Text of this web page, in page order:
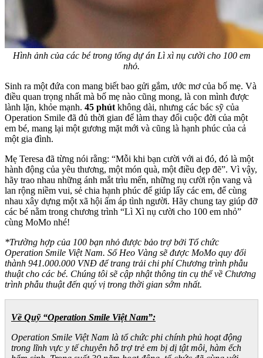
Hình ảnh của các bé trong tổng dự án Lì xì nụ cười cho 100 em
nhỏ.
Sinh ra một đứa con mang biết bao gửi gắm, ước mơ của bố mẹ. Và
điều quan trọng nhất mà bố mẹ nào cũng mong, là con mình được
lành lặn, khỏe mạnh. 45 phút không dài, nhưng các bác sỹ của
Operation Smile đã đủ thời gian để làm thay đổi cuộc đời của một
em bé, mang lại một gương mặt mới và cũng là hạnh phúc của cả
một gia đình.
Mẹ Teresa đã từng nói rằng: “Mỗi khi bạn cười với ai đó, đó là một
hành động của yêu thương, một món quà, một điều đẹp đẽ”. Vì vậy,
hãy trao nhau những ánh mắt trìu mến, những nụ cười rộn vang và
lan rộng niềm vui, sẻ chia hạnh phúc để giúp lấy các em, để cùng
nhau xây dựng một xã hội ấm áp tình người. Hãy chung tay giúp đỡ
các bé nằm trong chương trình “Lì Xì nụ cười cho 100 em nhỏ”
cùng MoMo nhé!
*Trường hợp của 100 bạn nhỏ được bảo trợ bởi Tổ chức
Operation Smile Việt Nam. Số Heo Vàng sẽ được MoMo quy đổi
thành 941.000.000 VNĐ để trang trải chi phí Chương trình phẫu
thuật cho các bé. Chúng tôi sẽ cập nhật thông tin cụ thể về Chương
trình phẫu thuật đến quý vị trong thời gian sớm nhất.
Về Quỹ “Operation Smile Việt Nam”:
Operation Smile Việt Nam là tổ chức phi chính phủ hoạt động
trong lĩnh vực y tế chuyên hỗ trợ trẻ em bị dị tật môi, hàm ếch